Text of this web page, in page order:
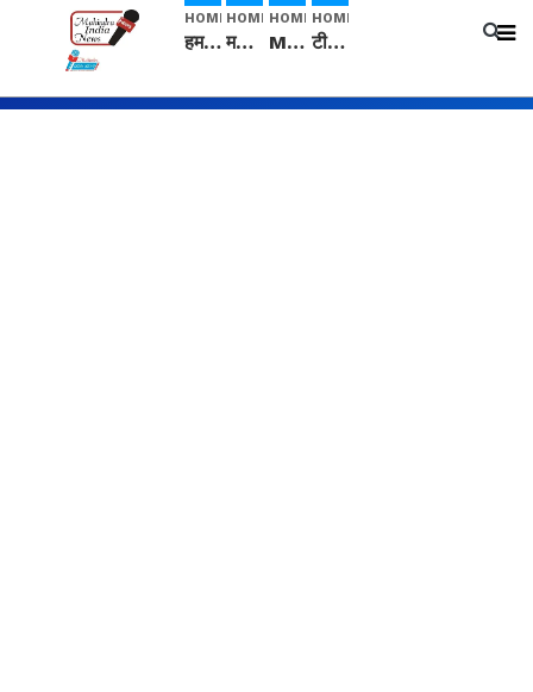
HOME
हम सनातनी..." सांसद kangana Ranaut से क्या बोली लड़की? Viral Jantar-Mantar | CJP protest
HOME
मनीषा हत्याकांड: हत्या, आत्महत्या या कोई बड़ा राज? | Full Story | Josh Haryana
HOME
Mangalsutra: हिंदू धर्म में शादी के बाद मंगलसूत्र क्यों पहनती है महिलाएं, किसने शुरु की ये परंपरा
HOME
टीम बीकेई ने एग्रीकल्चर ग्रेड की यूरिया खाद गट्टों में बदलकर टेक्निकल ग्रेड में बेचने वालों पर करवाई कार्रवाई: लखविंदर सिंह औलख